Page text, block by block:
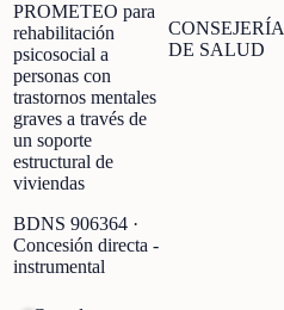
PROMETEO para
rehabilitación
psicosocial a
personas con
trastornos mentales
graves a través de
un soporte
estructural de
viviendas
BDNS 906364 ·
Concesión directa -
instrumental
CONSEJERÍA
DE SALUD